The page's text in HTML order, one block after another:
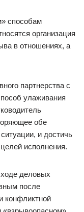
способам
организация
в отношениях, а
партнерства с
улаживания
обе
и достичь
исполнения.
деловых
после
конфликтной